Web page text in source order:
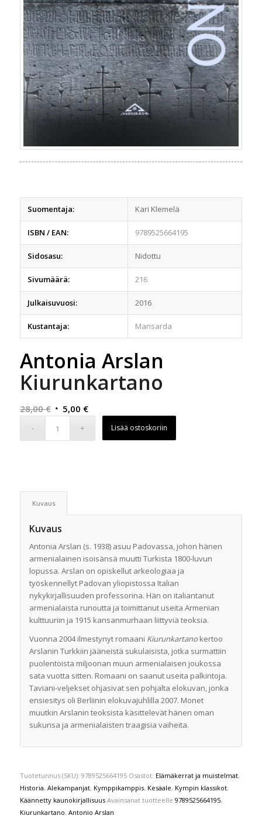
Suomentaja: Kari Klemelä
ISBN / EAN: 9789525664195
Sidosasu: Nidottu
Sivumäärä: 216
Julkaisuvuosi: 2016
Kustantaja: Mansarda
Antonia Arslan
Kiurunkartano
28,00€ Alkuperäinen
5,00 €Nykyinen
Lisää ostoskoriin
Kuvaus
Kuvaus
Antonia Arslan (s. 1938) asuu Padovassa, johon hänen
armenialainen isoisänsä muutti Turkista 1800-luvun
lopussa. Arslan on opiskellut arkeologiaa ja
työskennellyt Padovan yliopistossa Italian
nykykirjallisuuden professorina. Hän on italiantanut
armenialaista runoutta ja toimittanut useita Armenian
kulttuuriin ja 1915 kansanmurhaan liittyviä teoksia.
Vuonna 2004 ilmestynyt romaani Kiurunkartanokertoo
Arslanin Turkkiin jääneistä sukulaisista, jotka surmattiin
puolentoista miljoonan muun armenialaisen joukossa
sata vuotta sitten. Romaani on saanut useita palkintoja.
Taviani-veljekset ohjasivat sen pohjalta elokuvan, jonka
ensiesitys oli Berliinin elokuvajuhlilla 2007. Monet
muutkin Arslanin teoksista käsittelevät hänen oman
sukunsa ja armenialaisten traagisia vaiheita.
Tuotetunnus (SKU): 9789525664195 Osastot: Elämäkerrat ja muistelmat,
Historia, Alekampanjat, Kymppikamppis, Kesäale, Kympin klassikot,
Käännetty kaunokirjallisuus Avainsanat tuotteelle 9789525664195,
Kiurunkartano, Antonio Arslan